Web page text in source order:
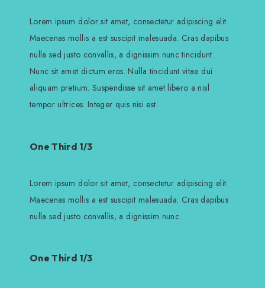
Lorem ipsum dolor sit amet, consectetur adipiscing elit.
Maecenas mollis a est suscipit malesuada. Cras dapibus
nulla sed justo convallis, a dignissim nunc tincidunt.
Nunc sit amet dictum eros. Nulla tincidunt vitae dui
aliquam pretium. Suspendisse sit amet libero a nisl
tempor ultrices. Integer quis nisi est
One Third 1/3
Lorem ipsum dolor sit amet, consectetur adipiscing elit.
Maecenas mollis a est suscipit malesuada. Cras dapibus
nulla sed justo convallis, a dignissim nunc
One Third 1/3